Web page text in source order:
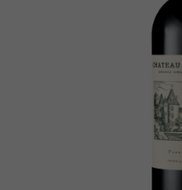
Bodega Garzon
Ver Sacrum
Champagne